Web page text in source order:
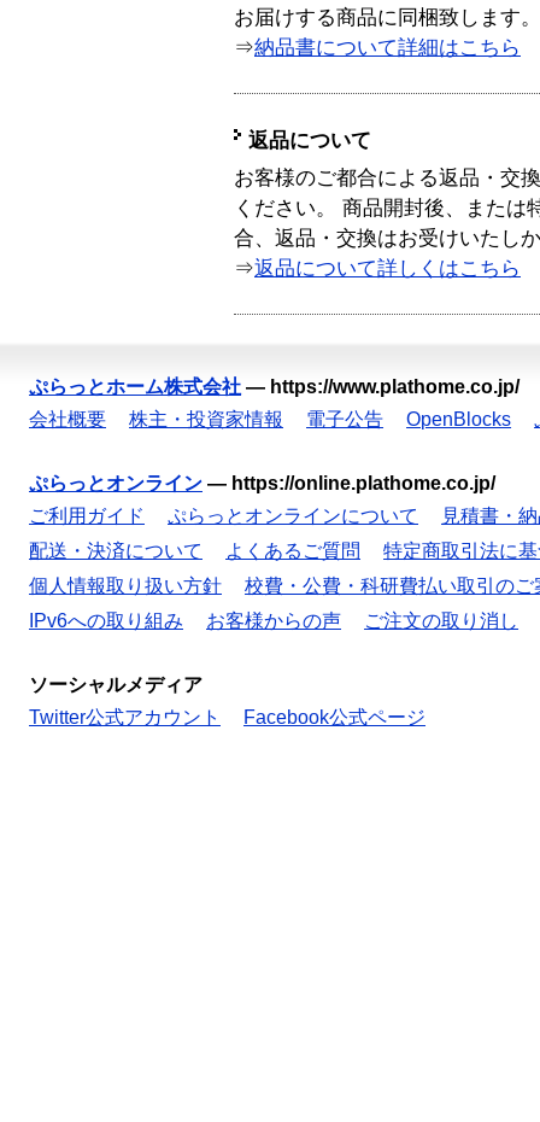
お届けする商品に同梱致します。
⇒納品書について詳細はこちら
返品について
お客様のご都合による返品・交
ください。 商品開封後、または
合、返品・交換はお受けいたし
⇒返品について詳しくはこちら
ぷらっとホーム株式会社 — https://www.plathome.co.jp/
会社概要
株主・投資家情報 電子公告 OpenBlocks
ぷらっとオンライン — https://online.plathome.co.jp/
ご利用ガイド
ぷらっとオンラインについて
見積書・
配送・決済について
よくあるご質問
特定商取引法に
個人情報取り扱い方針
校費・公費・科研費払い取引のご
IPv6への取り組み
お客様からの声 ご注文の取り消し
ソーシャルメディア
Twitter公式アカウント
Facebook公式ページ